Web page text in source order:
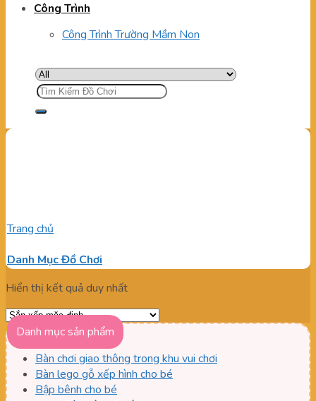
Công Trình
Công Trình Trường Mầm Non
Tìm
kiếm:
Trang chủ
Danh Mục Đồ Chơi
Hiển thị kết quả duy nhất
Danh mục sản phẩm
Bàn chơi giao thông trong khu vui chơi
Bàn lego gỗ xếp hình cho bé
Bập bênh cho bé